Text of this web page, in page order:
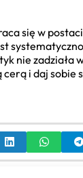
się w
nie zadziała
i daj sobie